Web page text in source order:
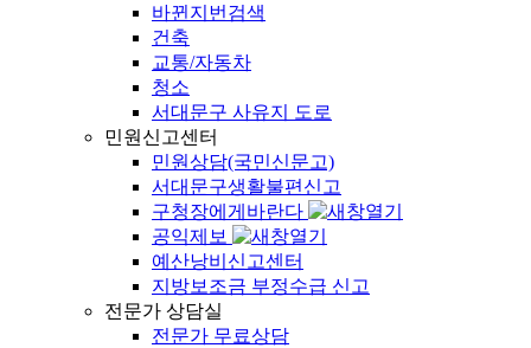
바뀐지번검색
건축
교통/자동차
청소
서대문구 사유지 도로
민원신고센터
민원상담(국민신문고)
서대문구생활불편신고
구청장에게바란다
공익제보
예산낭비신고센터
지방보조금 부정수급 신고
전문가 상담실
전문가 무료상담